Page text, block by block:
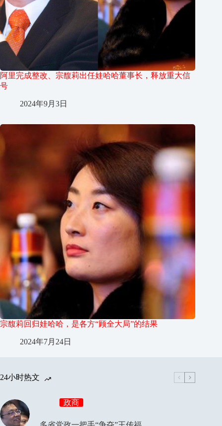
阿里完成整改、宗馥莉出任娃哈哈董事长，释放重大信
号
2024年9月3日
宗馥莉回归娃哈哈，是各方“顾全大局”的结果
2024年7月24日
24小时热文
政商